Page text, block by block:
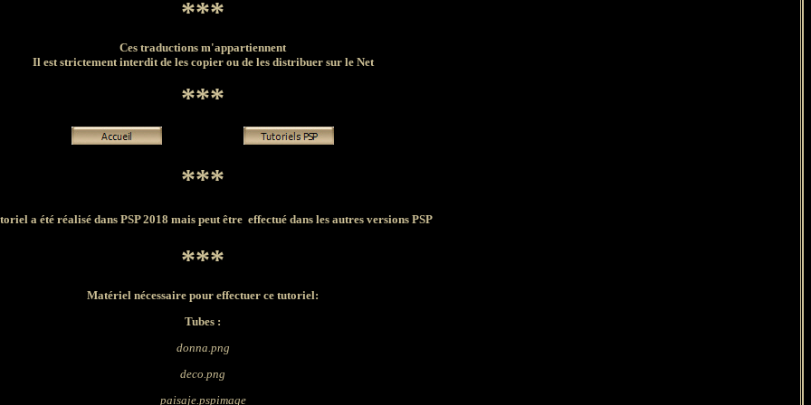
***
Ces traductions m'appartiennent
Il est strictement interdit de les copier ou de les distribuer sur le Net
***
***
a été réalisé dans PSP 2018 mais peut être effectué dans les autres versions PSP
***
Matériel nécessaire pour effectuer ce tutoriel:
Tubes :
donna.png
deco.png
paisaje.pspimage